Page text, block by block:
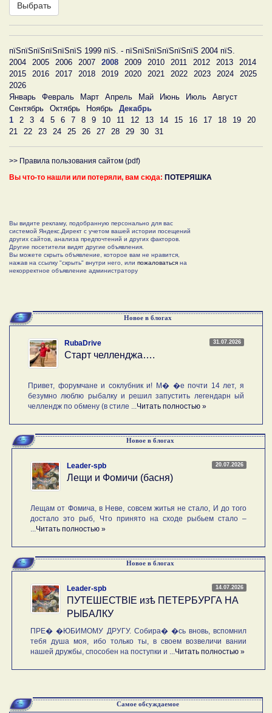
Выбрать
пїЅпїЅпїЅпїЅпїЅпїЅ 1999 пїЅ. - пїЅпїЅпїЅпїЅпїЅпїЅ 2004 пїЅ.
2004
2005 2006 2007 2008 2009 2010 2011 2012 2013
2014
2015
2016 2017 2018 2019 2020 2021 2022 2023 2024
2025
2026
Январь
Февраль Март Апрель Май Июнь Июль
Август
Сентябрь
Октябрь Ноябрь
Декабрь
1
2 3 4 5 6 7 8 9 10 11 12 13 14 15 16 17 18 19
20
21
22 23 24 25 26 27 28 29 30 31
>> Правила пользования сайтом (pdf)
Вы что-то нашли или потеряли, вам сюда: ПОТЕРЯШКА
Вы видите рекламу, подобранную персонально для вас
системой Яндекс.Директ с учетом вашей истории посещений
других сайтов, анализа предпочтений и других факторов.
Другие посетители видят другие объявления.
Вы можете скрыть объявление, которое вам не нравится,
нажав на ссылку "скрыть" внутри него, или пожаловаться на
некорректное объявление администратору
Новое в блогах
31.07.2026
RubaDrive
Старт челленджа….
Привет, форумчане и соклубник и! М� �е почти 14 лет, я
безумно люблю рыбалку и решил запустить легендарн ый
челлендж по обмену (в стиле ...Читать полностью »
Новое в блогах
20.07.2026
Leader-spb
Лещи и Фомичи (басня)
Лещам от Фомича, в Неве, совсем житья не стало, И до того
достало это рыб, Что принято на сходе рыбьем стало –
...Читать полностью »
Новое в блогах
14.07.2026
Leader-spb
ПУТЕШЕСТВIE изѣ ПЕТЕРБУРГА НА
РЫБАЛКУ
ПРЕ� �ЮБИМОМУ ДРУГУ. Собира� �сь вновь, вспомнил
тебя душа моя, ибо только ты, в своем возвеличи вании
нашей дружбы, способен на поступки и ...Читать полностью »
Самое обсуждаемое